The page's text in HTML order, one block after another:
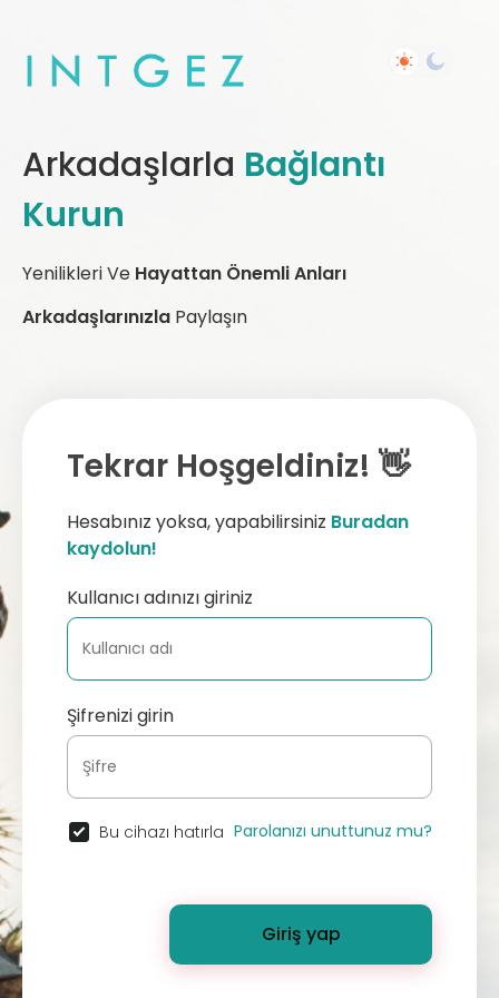
Arkadaşlarla Bağlantı
Kurun
Yenilikleri Ve Hayattan Önemli Anları
Arkadaşlarınızla Paylaşın
Tekrar Hoşgeldiniz! 👋
Hesabınız yoksa, yapabilirsiniz Buradan
kaydolun!
Kullanıcı adınızı giriniz
Şifrenizi girin
Bu cihazı hatırla Parolanızı unuttunuz mu?
Giriş yap